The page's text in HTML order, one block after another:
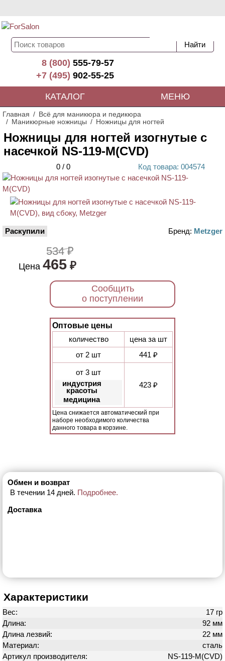
8 (800)555-79-57
+7 (495)902-55-25
КАТАЛОГ МЕНЮ
Главная
Всё для маникюра и педикюра
Маникюрные ножницы
Ножницы для ногтей
Ножницы для ногтей изогнутые с
насечкой NS-119-M(CVD)
0 / 0 Код товара: 004574
Раскупили Бренд: Metzger
534 ₽
Цена 465₽
Сообщить
о поступлении
Оптовые цены
количество
цена за шт
от 2 шт
441 ₽
от 3 шт
индустрия
красоты
медицина
423 ₽
Цена снижается автоматический при
наборе необходимого количества
данного товара в корзине.
Обмен и возврат
В течении 14 дней. Подробнее.
Доставка
Характеристики
Вес:
17 гр
Длина:
92 мм
Длина лезвий:
22 мм
Материал:
сталь
Артикул производителя:
NS-119-M(CVD)